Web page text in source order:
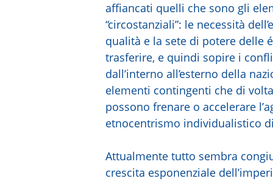
affiancati quelli che sono gli
“circostanziali”: le necessità
qualità e la sete di potere delle
trasferire, e quindi sopire i
dall’interno all’esterno della
elementi contingenti che di
possono frenare o accelerare
etnocentrismo individualistico
Attualmente tutto sembra
crescita esponenziale